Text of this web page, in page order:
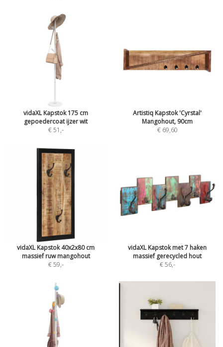
vidaXL Kapstok 175 cm
gepoedercoat ijzer wit
€ 51 ,-
Artistiq Kapstok 'Cyrstal'
Mangohout, 90cm
€ 69,60
vidaXL Kapstok 40x2x80 cm
massief ruw mangohout
€ 59,-
vidaXL Kapstok met 7 haken
massief gerecycled hout
€ 56,-